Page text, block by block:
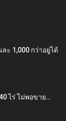
ะ 1,000 กว่าอยู่ได้
ไร่ ไม่พอขาย…